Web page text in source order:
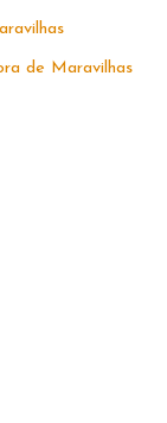
de Maravilhas